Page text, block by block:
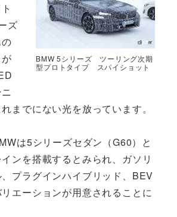
BMW 5シリーズ ツーリング次期
型プロトタイプ スパイショット
ズ
までにない光を放っています。
は5シリーズセダン（G60）と
ンを搭載するとみられ、ガソリ
プラグインハイブリッド、BEV
エーションが用意されることに